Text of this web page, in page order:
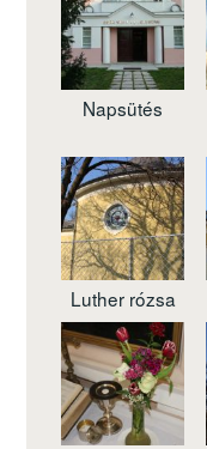
Napsütés
Luther rózsa